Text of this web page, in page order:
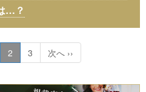
…？
2 3 次へ ››